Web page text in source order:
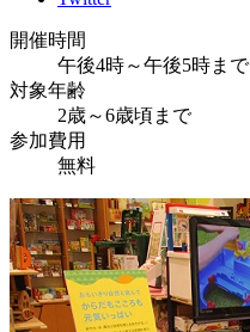
開催時間
午後4時～午後5時まで
対象年齢
2歳～6歳頃まで
参加費用
無料